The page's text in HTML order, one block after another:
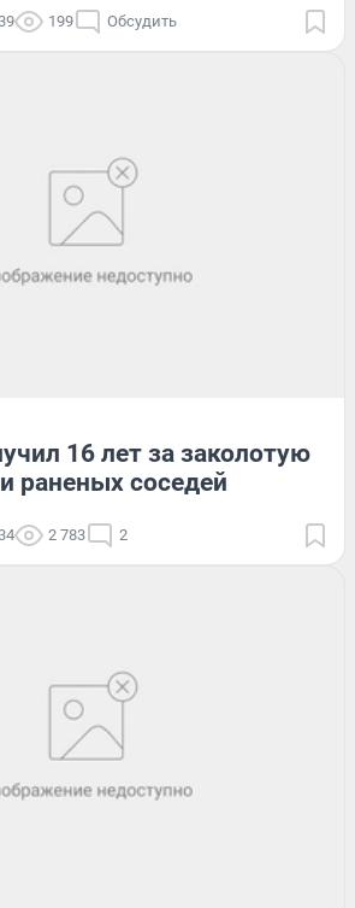
199 Обсудить
16 лет за заколотую
раненых соседей
2 783 2